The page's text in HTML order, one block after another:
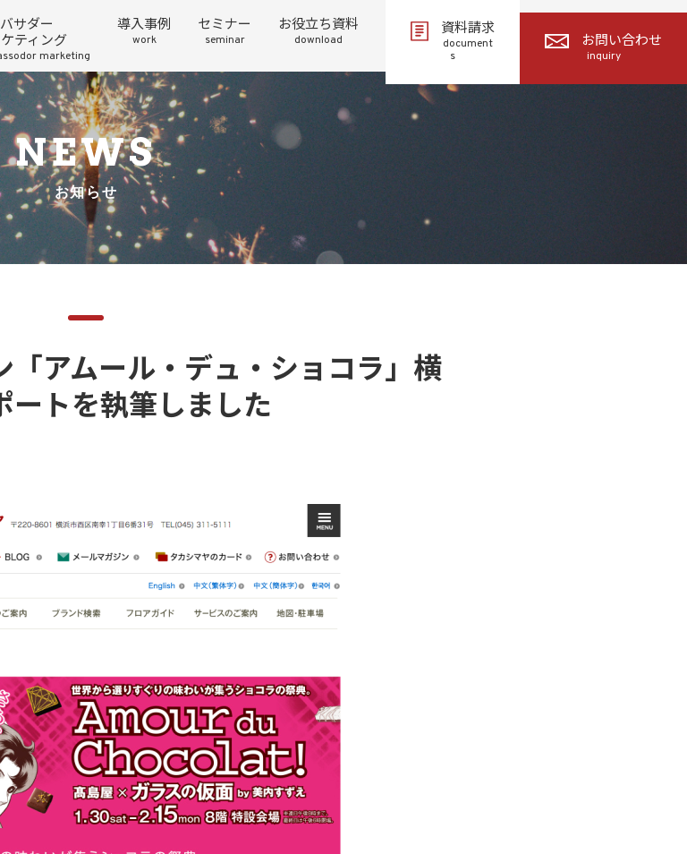
サダー
ティング
marketing
導入事例
work
セミナー
seminar
お役立ち資料
download
資料請求
document
s
お問い合わせ
inquiry
NEWS
お知らせ
「アムール・デュ・ショコラ」横
ートを執筆しました